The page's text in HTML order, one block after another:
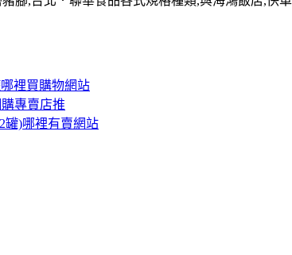
裡買購物網站
專賣店推
罐)哪裡有賣網站